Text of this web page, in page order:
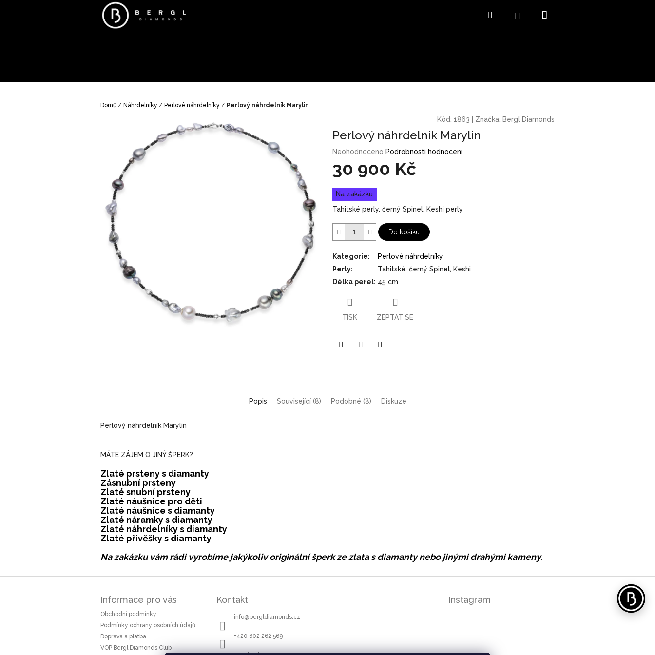
HledatPřihlášení
Domů / Náhrdelníky / Perlové náhrdelníky / Perlový náhrdelník Marylin
Kód: 1863 Značka: Bergl Diamonds
Perlový náhrdelník Marylin
Průměrné
produktu
0,0
z
5
Neohodnoceno Podrobnosti hodnocení
30 900 Kč
Měrná
cena:
Na zakázku
Tahitské perly, černý Spinel, Keshi perly
Do košíku
Kategorie:
Perlové náhrdelníky
Perly:
Tahitské, černý Spinel, Keshi
Délka perel: 45 cm
TISK ZEPTAT SE
Popis Související (8) Podobné (8) Diskuze
Perlový náhrdelník Marylin
MÁTE ZÁJEM O JINÝ ŠPERK?
Zlaté prsteny s diamanty
Zásnubní prsteny
Zlaté snubní prsteny
Zlaté náušnice pro děti
Zlaté náušnice s diamanty
Zlaté náramky s diamanty
Zlaté náhrdelníky s diamanty
Zlaté přívěšky s diamanty
Na zakázku vám rádi vyrobíme jakýkoliv originální šperk ze zlata s diamanty nebo jinými drahými kameny.
Informace pro vás
Obchodní podmínky
Podmínky ochrany osobních údajů
Doprava a platba
VOP Bergl Diamonds Club
Kontakt
info@ bergldiamonds.cz
+420 602 262 569
Instagram